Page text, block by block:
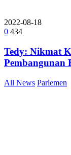
2022-08-18
0 434
Tedy: Nikmat
Pembangunan
All News Parlemen